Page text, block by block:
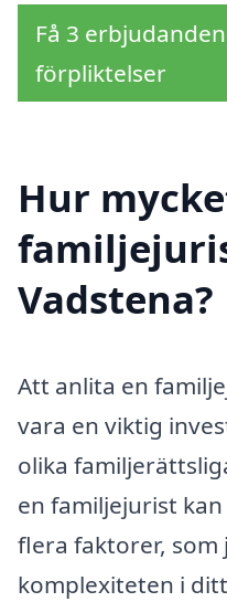
Få 3
förpliktelser
Hur
Vadstena?
Att anlita en
vara en viktig
olika
en familjejurist
flera faktorer,
komplexiteten i